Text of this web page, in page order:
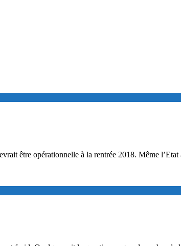
être opérationnelle à la rentrée 2018. Même